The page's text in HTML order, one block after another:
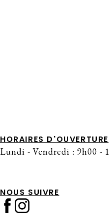
HORAIRES D'OUVERTURE
Lundi - Vendredi : 9h00 -
NOUS SUIVRE